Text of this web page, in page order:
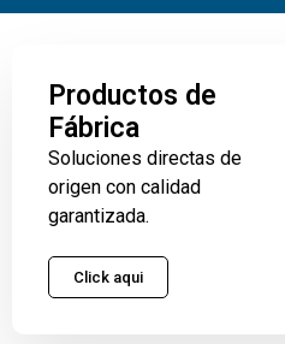
Productos de
Fábrica
Soluciones directas de
origen con calidad
garantizada.
Click aqui